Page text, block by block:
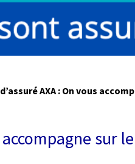
AXA : On vous
accompagne sur